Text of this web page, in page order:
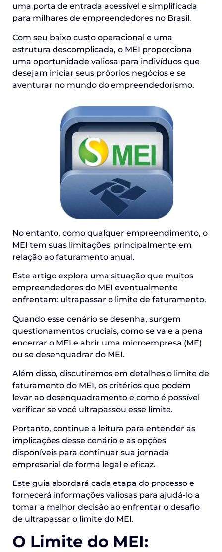
uma porta de entrada acessível e simplificada
para milhares de empreendedores no Brasil.
Com seu baixo custo operacional e uma
estrutura descomplicada, o MEI proporciona
uma oportunidade valiosa para indivíduos que
desejam iniciar seus próprios negócios e se
aventurar no mundo do empreendedorismo.
No entanto, como qualquer empreendimento, o
MEI tem suas limitações, principalmente em
relação ao faturamento anual.
Este artigo explora uma situação que muitos
empreendedores do MEI eventualmente
enfrentam: ultrapassar o limite de faturamento.
Quando esse cenário se desenha, surgem
questionamentos cruciais, como se vale a pena
encerrar o MEI e abrir uma microempresa (ME)
ou se desenquadrar do MEI.
Além disso, discutiremos em detalhes o limite de
faturamento do MEI, os critérios que podem
levar ao desenquadramento e como é possível
verificar se você ultrapassou esse limite.
Portanto, continue a leitura para entender as
implicações desse cenário e as opções
disponíveis para continuar sua jornada
empresarial de forma legal e eficaz.
Este guia abordará cada etapa do processo e
fornecerá informações valiosas para ajudá-lo a
tomar a melhor decisão ao enfrentar o desafio
de ultrapassar o limite do MEI.
O Limite do MEI: